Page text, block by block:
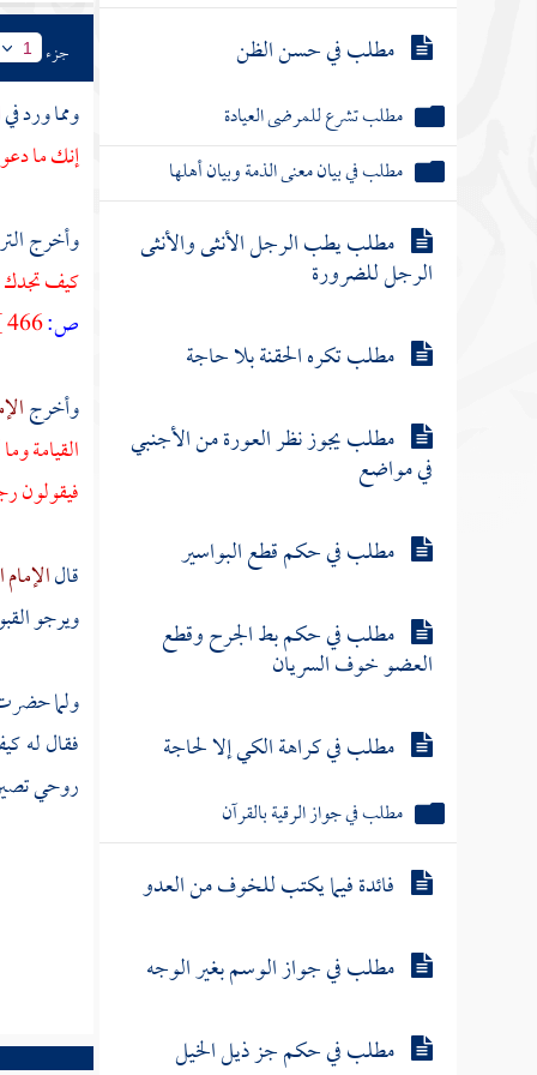
مطلب في حسن الظن
مطلب تشرع للمرضى العيادة
مطلب في بيان معنى الذمة وبيان أهلها
مطلب يطب الرجل الأنثى والأنثى
الرجل للضرورة
مطلب تكره الحقنة بلا حاجة
مطلب يجوز نظر العورة من الأجنبي
في مواضع
مطلب في حكم قطع البواسير
مطلب في حكم بط الجرح وقطع
العضو خوف السريان
مطلب في كراهة الكي إلا لحاجة
مطلب في جواز الرقية بالقرآن
فائدة فيما يكتب للخوف من العدو
مطلب في جواز الوسم بغير الوجه
مطلب في حكم جز ذيل الخيل
جزء 1
ومما ورد في
إنك ما
وأخرج
كيف تجدك
ص:
وأخرج
القيامة
فيقولون
قال
ويرجو
ولما
فقال له
روحي تصير